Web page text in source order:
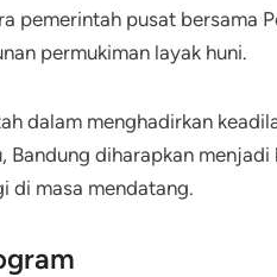
pemerintah pusat bersama
permukiman layak huni.
dalam menghadirkan
Bandung diharapkan menjadi
di masa mendatang.